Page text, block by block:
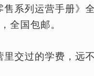
系列运营手册》
全国包邮。
里交过的学费，远